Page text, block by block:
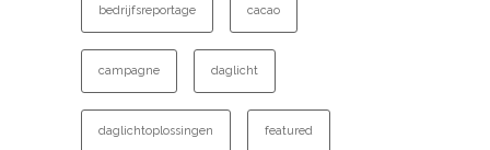
bedrijfsreportage cacao
campagne daglicht
daglichtoplossingen featured